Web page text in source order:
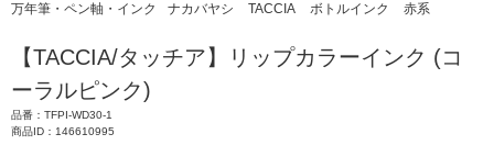
万年筆・ペン軸・インク ナカバヤシ TACCIA ボトルインク 赤系
【TACCIA/タッチア】リップカラーインク (コ
ーラルピンク)
品番：TFPI-WD30-1
商品ID：146610995